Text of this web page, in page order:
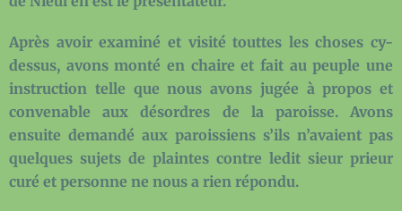
Après avoir examiné et visité touttes les choses cy-
dessus, avons monté en chaire et fait au peuple une
instruction telle que nous avons jugée à propos et
convenable aux désordres de la paroisse. Avons
ensuite demandé aux paroissiens s’ils n’avaient pas
quelques sujets de plaintes contre ledit sieur prieur
curé et personne ne nous a rien répondu.